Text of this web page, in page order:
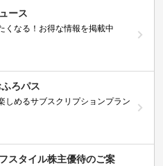
ース
くなる！お得な情報を掲載中
ろパス
しめるサブスクリプションプラン
スタイル株主優待のご案